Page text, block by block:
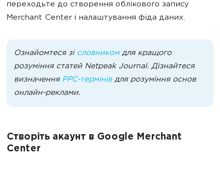
переходьте до створення облікового запису
Merchant Center і налаштування фіда даних.
Ознайомтеся зі словникомдля кращого
розуміння статей Netpeak Journal. Дізнайтеся
визначення PPC-термінівдля розуміння основ
онлайн-реклами.
Створіть акаунт в Google Merchant
Center